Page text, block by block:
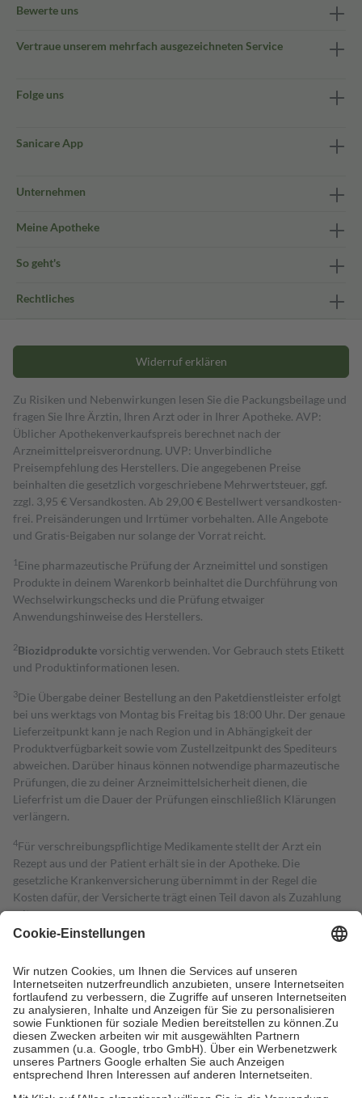
Bewerte uns
Vertraue unserem mehrfach ausgezeichneten Service
Folge uns
Sanicare App
Unternehmen
Meine Apotheke
So geht's
Rechtliches
Widerruf erklären
Zu Risiken und Nebenwirkungen lesen Sie die Packungsbeilage und
fragen Sie Ihre Ärztin, Ihren Arzt oder in Ihrer Apotheke. AVP:
Üblicher Apothekenverkaufspreis berechnet nach der
Arzneimittelpreisverordnung. UVP: Unverbindliche
Preisempfehlung des Herstellers. Die angegebenen Preise
beinhalten die gesetzlich vorgeschriebene Mehrwertsteuer, ggf.
zzgl. 3,95 € Versandkosten. Ab 29,00 € Bestell­wert versand­kosten­
frei. Preisänderungen und Irrtümer vorbehalten. Alle Angebote
und Gratis-Beigaben nur solange der Vorrat reicht.
1 Eine pharmazeutische Prüfung der Arzneimittel und sonstigen
Produkte in deinem Warenkorb beinhaltet die Durchführung von
Wechselwirkungschecks und die Prüfung etwaiger
Anwendungshinweise des Herstellers.
2Biozidproduktevorsichtig verwenden. Vor Gebrauch stets Etikett
und Produktinformationen lesen.
3Die Übergabe deiner Bestellung an den Paketdienstleister erfolgt
bei uns werktags von Montag bis Freitag bis 18:00 Uhr. Der genaue
Lieferzeitpunkt kann je nach Region und in Abhängigkeit der
Produktverfügbarkeit sowie vom Zustellzeitpunkt des Spediteurs
abweichen. Darüber hinaus können notwendige pharmazeutische
Prüfungen, die zu deiner Arzneimittelsicherheit dienen, die
Lieferfrist um die Dauer der Prüfungen einschließlich Klärungen
verlängern.
4Für verschreibungspflichtige Medikamente stellt der Arzt ein
Rezept aus und der Patient erhält sie in der Apotheke. Die
gesetzliche Krankenversicherung übernimmt in der Regel die
Kosten dafür, der Versicherte trägt einen Teil davon als Zuzahlung
mit.
Grundsätzlich leisten Mitglieder Zuzahlungen in Höhe von zehn
höchstens zehn Euro.
Es sind jedoch nie mehr als die tatsächlichen
Kosten der Leistung zu entrichten.
Diese Regeln gelten grundsätzlich auch für Online-Apotheken.
Bei Heilmitteln und häuslicher Krankenpflege beträgt die
Zuzahlung zehn Prozent der Kosten sowie zehn Euro je
Verordnung.
Um das Engagement der Versicherten für ihre eigene Gesundheit zu
stärken und die besondere Stellung der Familie zu unterstützen,